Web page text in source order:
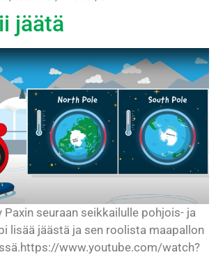
jäätä
Paxin seuraan seikkailulle pohjois- ja
lisää jäästä ja sen roolista maapallon
www.youtube.com/watch?